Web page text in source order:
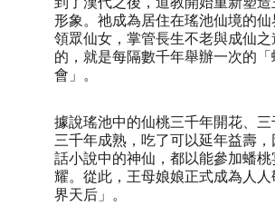
形象。祂成為居住在瑤池仙境的
領眾仙女，掌管長生不老與成仙之
的，就是每隔數千年舉辦一次的「
會」。
據說瑤池中的仙桃三千年開花、三
三千年成熟，吃了可以延年益壽，
話小說中的神仙，都以能參加蟠桃
耀。從此，王母娘娘正式成為人人
界天后」。